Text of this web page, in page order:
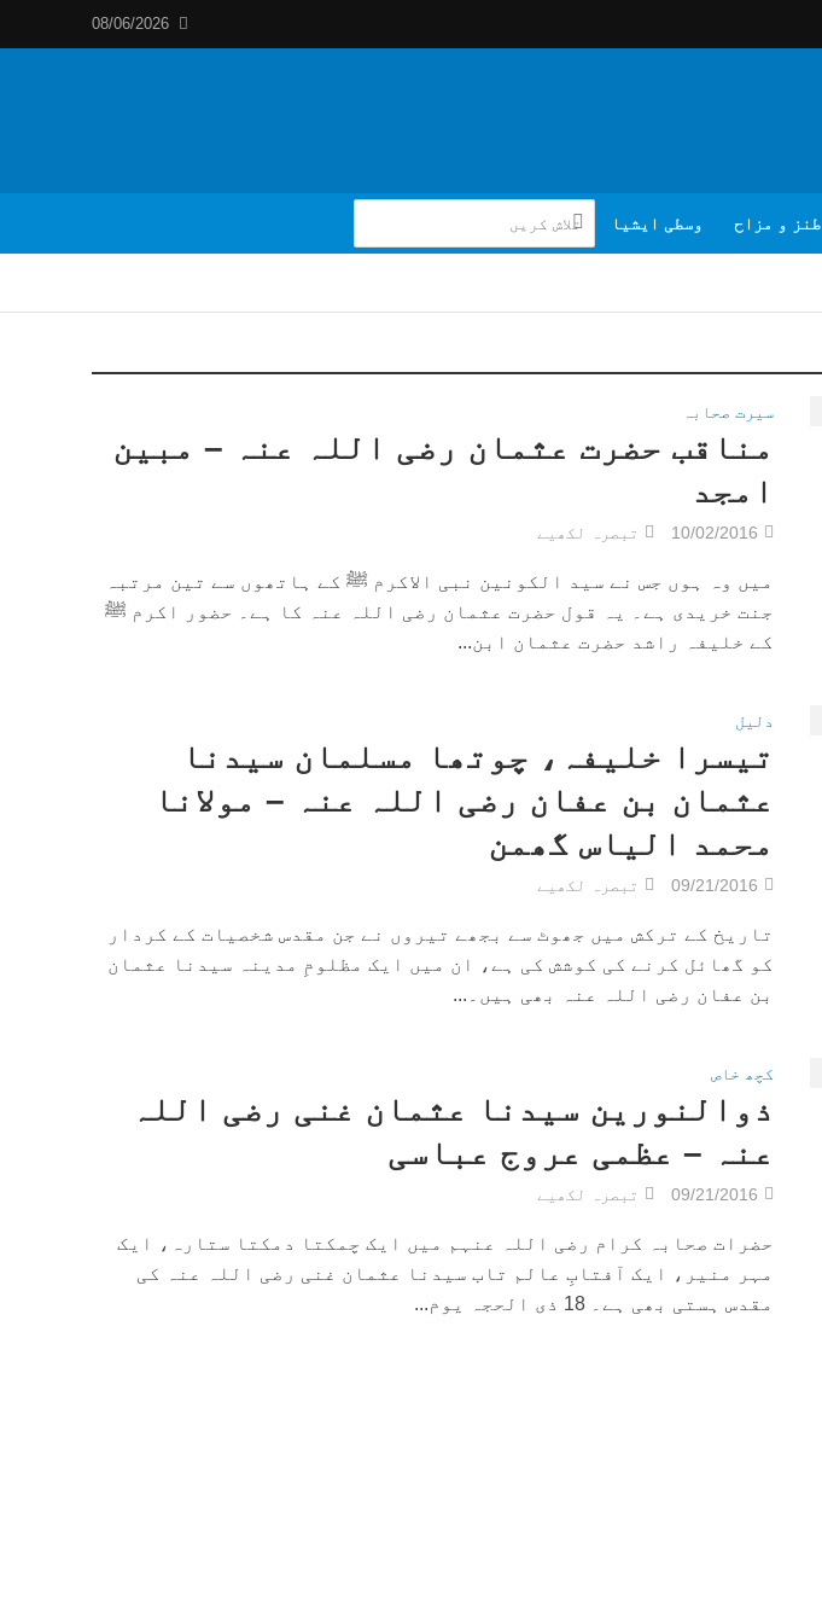
08/06/2026
طنز و مزاح وسطی ایشیا
سیرت صحابہ
مناقب حضرت عثمان رضی اللہ عنہ – مبین
امجد
10/02/2016 تبصرہ لکھیے
میں وہ ہوں جس نے سید الکونین نبی الاکرم ﷺ کے ہاتھوں سے تین مرتبہ
جنت خریدی ہے۔ یہ قول حضرت عثمان رضی اللہ عنہ کا ہے۔ حضور اکرم ﷺ
کے خلیفہ راشد حضرت عثمان ابن...
دلیل
تیسرا خلیفہ، چوتھا مسلمان سیدنا
عثمان بن عفان رضی اللہ عنہ – مولانا
محمد الیاس گھمن
09/21/2016 تبصرہ لکھیے
تاریخ کے ترکش میں جھوٹ سے بجھے تیروں نے جن مقدس شخصیات کے کردار
کو گھائل کرنے کی کوشش کی ہے، ان میں ایک مظلومِ مدینہ سیدنا عثمان
بن عفان رضی اللہ عنہ بھی ہیں۔...
کچھ خاص
ذوالنورین سیدنا عثمان غنی رضی اللہ
عنہ – عظمی عروج عباسی
09/21/2016 تبصرہ لکھیے
حضرات صحابہ کرام رضی اللہ عنہم میں ایک چمکتا دمکتا ستارہ، ایک
مہر منیر، ایک آفتابِ عالم تاب سیدنا عثمان غنی رضی اللہ عنہ کی
مقدس ہستی بھی ہے۔ 18 ذی الحجہ یوم...